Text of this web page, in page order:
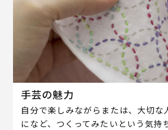
手芸の魅力
自分で楽しみながらまたは、大切な
になど、つくってみたいという気持